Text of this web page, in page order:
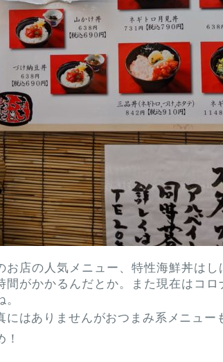
お店の人気メニュー、特性海鮮丼は
間がかかるんだとか。また現在はコ
。
にはありませんがおつまみ系メニュ
！